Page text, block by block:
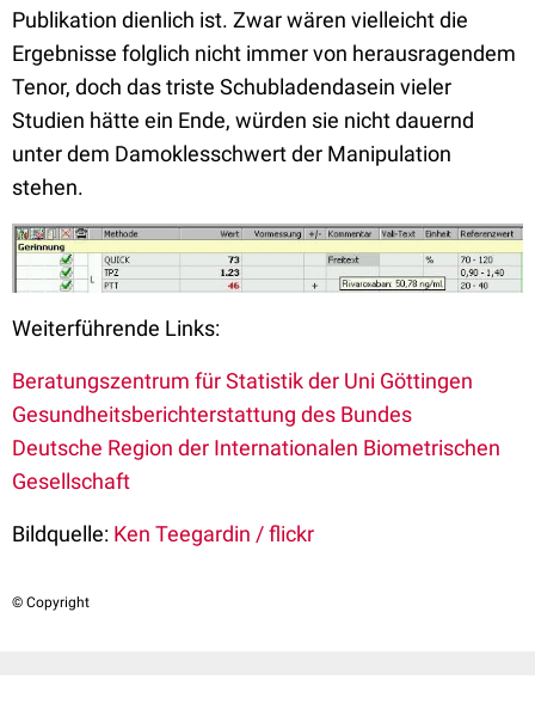
Publikation dienlich ist. Zwar wären vielleicht die
Ergebnisse folglich nicht immer von herausragendem
Tenor, doch das triste Schubladendasein vieler
Studien hätte ein Ende, würden sie nicht dauernd
unter dem Damoklesschwert der Manipulation
stehen.
Weiterführende Links:
Beratungszentrum für Statistik der Uni Göttingen
Gesundheitsberichterstattung des Bundes
Deutsche Region der Internationalen Biometrischen
Gesellschaft
Bildquelle: Ken Teegardin / flickr
© Copyright